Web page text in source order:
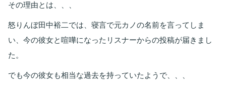
その理由とは、、、
怒りんぼ田中裕二では、寝言で元カノの名前を言ってしま
い、今の彼女と喧嘩になったリスナーからの投稿が届きまし
た。
でも今の彼女も相当な過去を持っていたようで、、、